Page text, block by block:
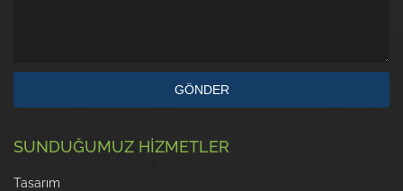
GÖNDER
SUNDUĞUMUZ HİZMETLER
Tasarım